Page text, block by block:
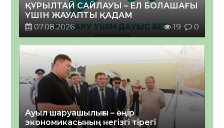
ҚҰРЫЛТАЙ САЙЛАУЫ – ЕЛ БОЛАШАҒЫ
ҮШІН ЖАУАПТЫ ҚАДАМ
07.08.2026
19 0
Ауыл шаруашылығы – өңір
экономикасының негізгі тірегі